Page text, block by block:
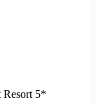
Resort 5*